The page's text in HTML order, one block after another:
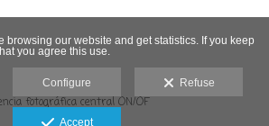
fotográfica central ON/OF
Legal advice
browsing our website and get statistics. If you keep
you agree this use.
Configure Refuse
Accept